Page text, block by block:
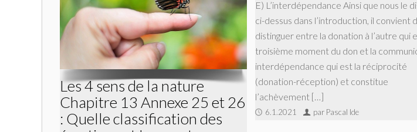
E) L’interdépendance Ainsi que nous le
ci-dessus dans l’introduction, il convient
distinguer entre la donation à l’autre qui
troisième moment du don et la
interdépendance qui est la réciprocité
(donation-réception) et constitue
l’achèvement […]
6.1.2021 par Pascal Ide
Les 4 sens de la nature
Chapitre 13 Annexe 25 et 26
: Quelle classification des